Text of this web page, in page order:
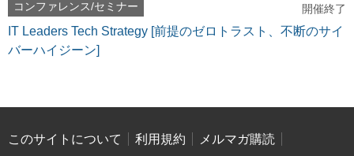
コンファレンス/セミナー 開催終了
IT Leaders Tech Strategy [前提のゼロトラスト、不断のサイ
バーハイジーン]
このサイトについて 利用規約
メルマガ購読